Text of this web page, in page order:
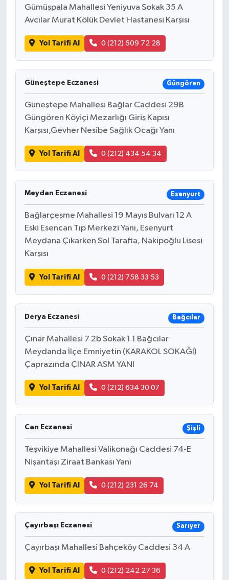
Gümüşpala Mahallesi Yeniyuva Sokak 35 A
Avcılar Murat Kölük Devlet Hastanesi Karşısı
Yol Tarifi Al 0 (212) 509 72 28
Güneştepe Eczanesi Güngören
Güneştepe Mahallesi Bağlar Caddesi 29B
Güngören Köyiçi Mezarlığı Giriş Kapısı
Karşısı,Gevher Nesibe Sağlık Ocağı Yanı
Yol Tarifi Al 0 (212) 434 54 34
Meydan Eczanesi Esenyurt
Bağlarçeşme Mahallesi 19 Mayıs Bulvarı 12 A
Eski Esencan Tıp Merkezi Yanı, Esenyurt
Meydana Çıkarken Sol Tarafta, Nakipoğlu Lisesi
Karşısı
Yol Tarifi Al 0 (212) 758 33 53
Derya Eczanesi Bağcılar
Çınar Mahallesi 7 2b Sokak 1 1 Bağcılar
Meydanda İlçe Emniyetin (KARAKOL SOKAĞI)
Çaprazında ÇINAR ASM YANI
Yol Tarifi Al 0 (212) 634 30 07
Can Eczanesi Şişli
Teşvikiye Mahallesi Valikonağı Caddesi 74-E
Nişantaşı Ziraat Bankası Yanı
Yol Tarifi Al 0 (212) 231 26 74
Çayırbaşı Eczanesi Sarıyer
Çayırbaşı Mahallesi Bahçeköy Caddesi 34 A
Yol Tarifi Al 0 (212) 242 27 36